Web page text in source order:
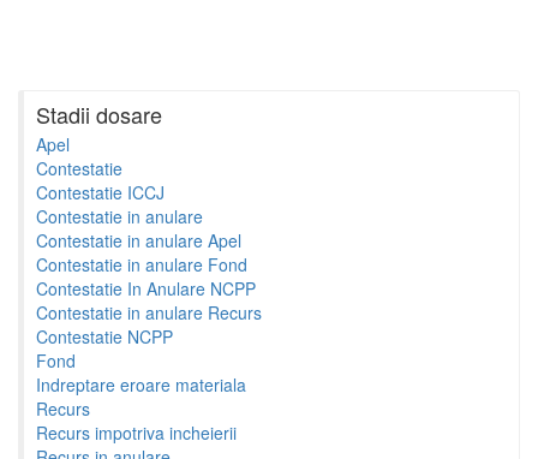
Stadii dosare
Apel
Contestatie
Contestatie ICCJ
Contestatie in anulare
Contestatie in anulare Apel
Contestatie in anulare Fond
Contestatie In Anulare NCPP
Contestatie in anulare Recurs
Contestatie NCPP
Fond
Indreptare eroare materiala
Recurs
Recurs impotriva incheierii